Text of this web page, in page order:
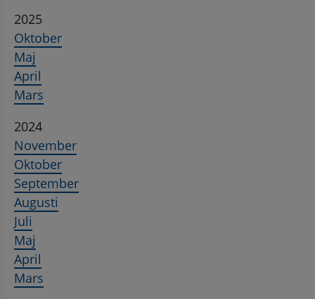
2025
Oktober
Maj
April
Mars
2024
November
Oktober
September
Augusti
Juli
Maj
April
Mars